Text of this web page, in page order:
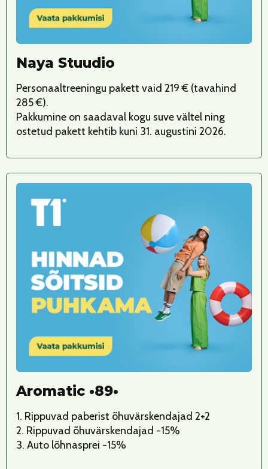
Naya Stuudio
Personaaltreeningu pakett vaid 219 € (tavahind
285 €).
Pakkumine on saadaval kogu suve vältel ning
ostetud pakett kehtib kuni 31. augustini 2026.
Aromatic •89•
1. Rippuvad paberist õhuvärskendajad 2+2
2. Rippuvad õhuvärskendajad -15%
3. Auto lõhnasprei -15%